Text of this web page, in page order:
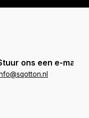
ons een e-mail